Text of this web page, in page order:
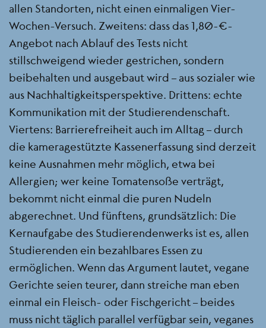
allen Standorten, nicht einen einmaligen Vier-
Wochen-Versuch. Zweitens: dass das 1,80-€-
Angebot nach Ablauf des Tests nicht
stillschweigend wieder gestrichen, sondern
beibehalten und ausgebaut wird – aus sozialer wie
aus Nachhaltigkeitsperspektive. Drittens: echte
Kommunikation mit der Studierendenschaft.
Viertens: Barrierefreiheit auch im Alltag – durch
die kameragestützte Kassenerfassung sind derzeit
keine Ausnahmen mehr möglich, etwa bei
Allergien; wer keine Tomatensoße verträgt,
bekommt nicht einmal die puren Nudeln
abgerechnet. Und fünftens, grundsätzlich: Die
Kernaufgabe des Studierendenwerks ist es, allen
Studierenden ein bezahlbares Essen zu
ermöglichen. Wenn das Argument lautet, vegane
Gerichte seien teurer, dann streiche man eben
einmal ein Fleisch- oder Fischgericht – beides
muss nicht täglich parallel verfügbar sein, veganes